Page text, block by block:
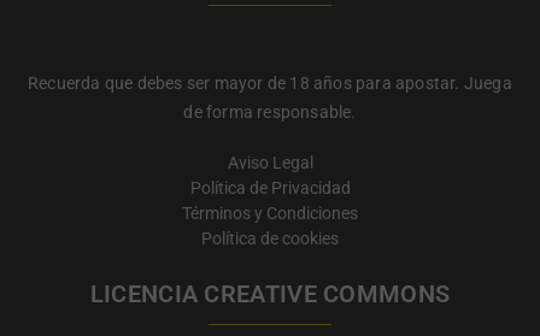
Recuerda que debes ser mayor de 18 años para apostar. Juega
de forma responsable.
Aviso Legal
Política de Privacidad
Términos y Condiciones
Política de cookies
LICENCIA CREATIVE COMMONS